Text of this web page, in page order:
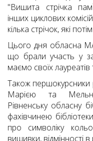
"Вишита стрічка
інших циклових
кілька стрічок, які
Цього дня обласна
що брали участь у
маємо своїх лауреатів
Також першокурсники
Марією та
Рівненську обласну
фахівчинею
про символіку
вишивки, відмінності в